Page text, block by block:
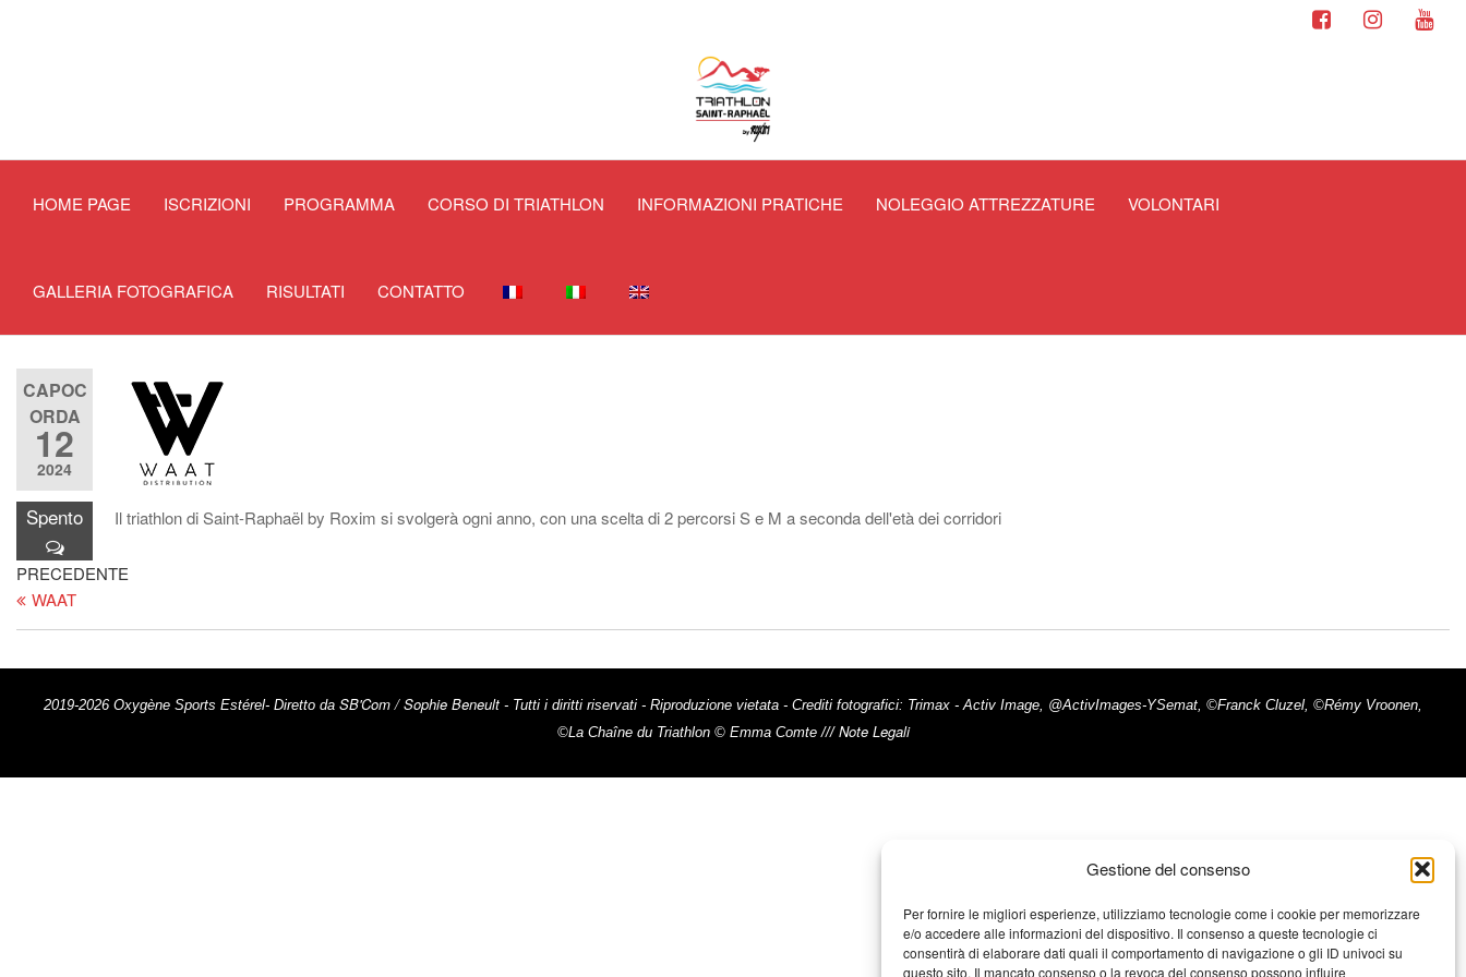
Gestione del consenso
Per fornire le migliori esperienze, utilizziamo tecnologie come i cookie per memorizzare
e/o accedere alle informazioni del dispositivo. Il consenso a queste tecnologie ci
consentirà di elaborare dati quali il comportamento di navigazione o gli ID univoci su
questo sito. Il mancato consenso o la revoca del consenso possono influire
HOME PAGE ISCRIZIONI PROGRAMMA CORSO DI TRIATHLON INFORMAZIONI PRATICHE NOLEGGIO ATTREZZATURE VOLONTARI
GALLERIA FOTOGRAFICA RISULTATI CONTATTO
CAPOC
ORDA
12
2024
Spento Il triathlon di Saint-Raphaël by Roxim si svolgerà ogni anno, con una scelta di 2 percorsi S e M a seconda dell'età dei corridori
PRECEDENTE
WAAT
2019-2026 Oxygène Sports Estérel- Diretto da SB'Com / Sophie Beneult - Tutti i diritti riservati - Riproduzione vietata - Crediti fotografici: Trimax - Activ Image, @ActivImages-YSemat, ©Franck Cluzel, ©Rémy Vroonen,
©La Chaîne du Triathlon © Emma Comte /// Note Legali